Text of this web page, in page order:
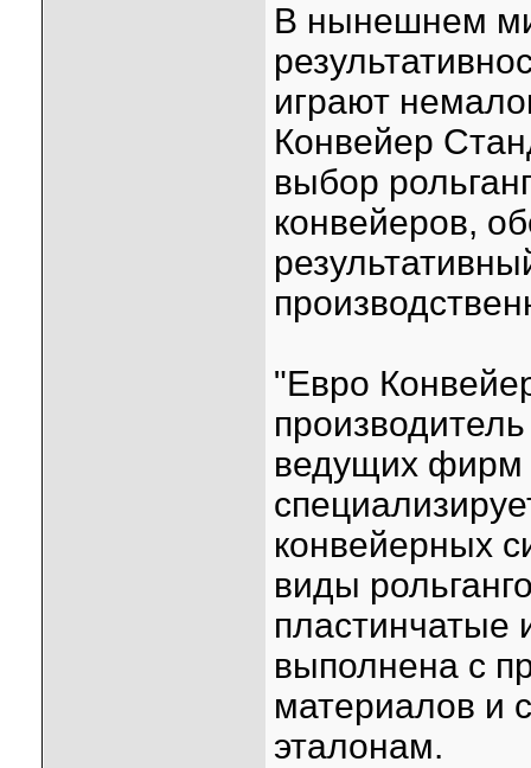
В нынешнем
играют
Конвейер
выбор
конвейеров,
"Евро
ведущих фирм
конвейерных
виды
пластинчатые
выполнена с
материалов и
эталонам.